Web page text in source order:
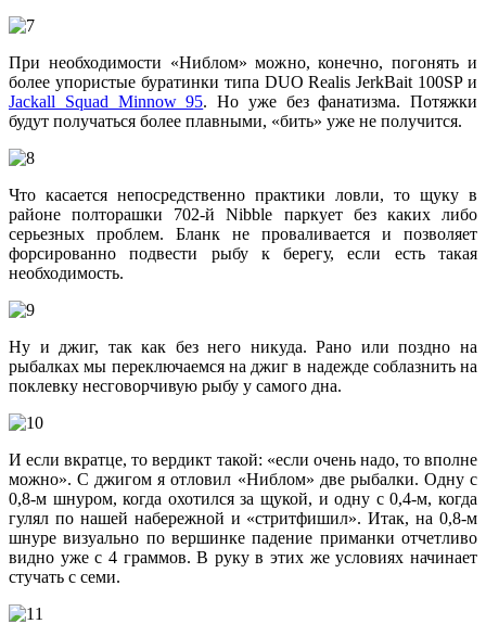
При необходимости «Ниблом» можно, конечно, погонять и
более упористые буратинки типа DUO Realis JerkBait 100SP и
Jackall Squad Minnow 95. Но уже без фанатизма. Потяжки
будут получаться более плавными, «бить» уже не получится.
Что касается непосредственно практики ловли, то щуку в
районе полторашки 702-й Nibble паркует без каких либо
серьезных проблем. Бланк не проваливается и позволяет
форсированно подвести рыбу к берегу, если есть такая
необходимость.
Ну и джиг, так как без него никуда. Рано или поздно на
рыбалках мы переключаемся на джиг в надежде соблазнить на
поклевку несговорчивую рыбу у самого дна.
И если вкратце, то вердикт такой: «если очень надо, то вполне
можно». С джигом я отловил «Ниблом» две рыбалки. Одну с
0,8-м шнуром, когда охотился за щукой, и одну с 0,4-м, когда
гулял по нашей набережной и «стритфишил». Итак, на 0,8-м
шнуре визуально по вершинке падение приманки отчетливо
видно уже с 4 граммов. В руку в этих же условиях начинает
стучать с семи.